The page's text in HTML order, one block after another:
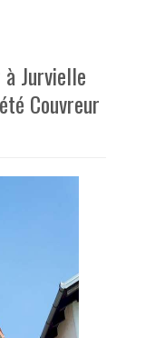
Jurvielle
Couvreur